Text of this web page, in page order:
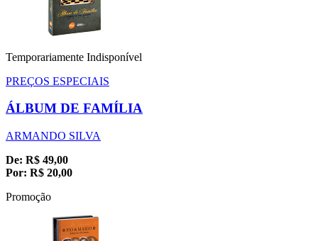
Temporariamente Indisponível
PREÇOS ESPECIAIS
ÁLBUM DE FAMÍLIA
ARMANDO SILVA
De: R$ 49,00
Por: R$ 20,00
Promoção